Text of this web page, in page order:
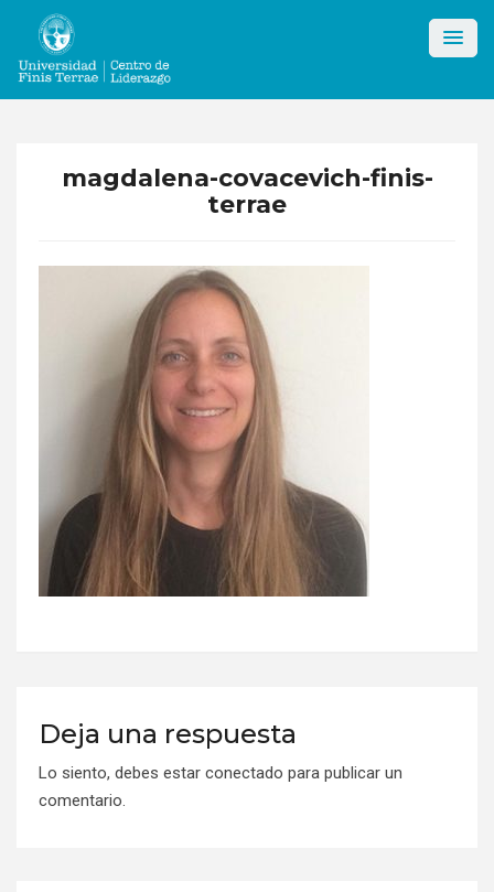
content
magdalena-covacevich-finis-
terrae
Deja una respuesta
Lo siento, debes estar conectado para publicar un
comentario.